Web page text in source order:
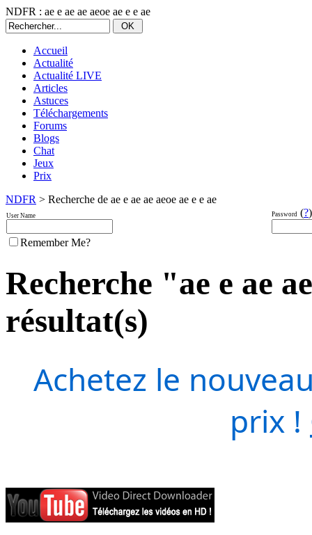
NDFR : ae e ae ae aeoe ae e e ae
Accueil
Actualité
Actualité LIVE
Articles
Astuces
Téléchargements
Forums
Blogs
Chat
Jeux
Prix
NDFR > Recherche de ae e ae ae aeoe ae e e ae
User Name Password (?)
Remember Me?
Recherche "ae e ae
résultat(s)
Achetez le
prix !